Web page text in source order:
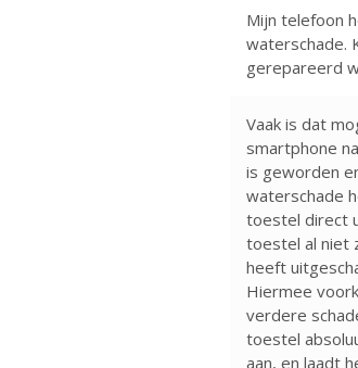
Mijn telefoon
waterschade.
gerepareerd
Vaak is dat
smartphone
is geworden
waterschade
toestel direct
toestel al niet
heeft
Hiermee
verdere
toestel
aan, en laadt